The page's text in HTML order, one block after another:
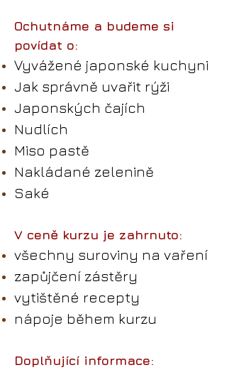
Ochutnáme a budeme si
povídat o:
Vyvážené japonské kuchyni
Jak správně uvařit rýži
Japonských čajích
Nudlích
Miso pastě
Nakládané zelenině
Saké
V ceně kurzu je zahrnuto:
všechny suroviny na vaření
zapůjčení zástěry
vytištěné recepty
nápoje během kurzu
Doplňující informace: